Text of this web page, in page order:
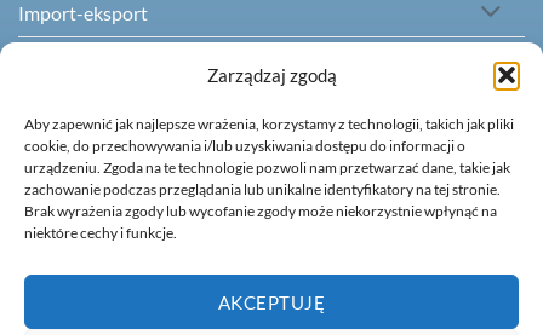
Zarządzaj zgodą
Aby zapewnić jak najlepsze wrażenia, korzystamy z technologii, takich jak pliki
cookie, do przechowywania i/lub uzyskiwania dostępu do informacji o
urządzeniu. Zgoda na te technologie pozwoli nam przetwarzać dane, takie jak
zachowanie podczas przeglądania lub unikalne identyfikatory na tej stronie.
Brak wyrażenia zgody lub wycofanie zgody może niekorzystnie wpłynąć na
niektóre cechy i funkcje.
AKCEPTUJĘ
Import-eksport
Intrastat
Akcyza i tłumaczenia